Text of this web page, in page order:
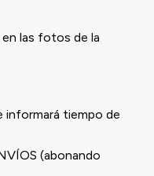
las fotos de la
tiempo de
(abonando